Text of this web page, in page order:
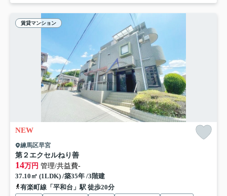
賃貸マンション
NEW
練馬区早宮
第２エクセルねり善
14万円 管理/共益費-
37.10㎡ (1LDK) /築35年 /3階建
有楽町線「平和台」駅 徒歩20分